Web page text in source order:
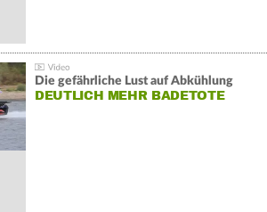
Die gefährliche Lust auf Abkühlung
DEUTLICH MEHR BADETOTE